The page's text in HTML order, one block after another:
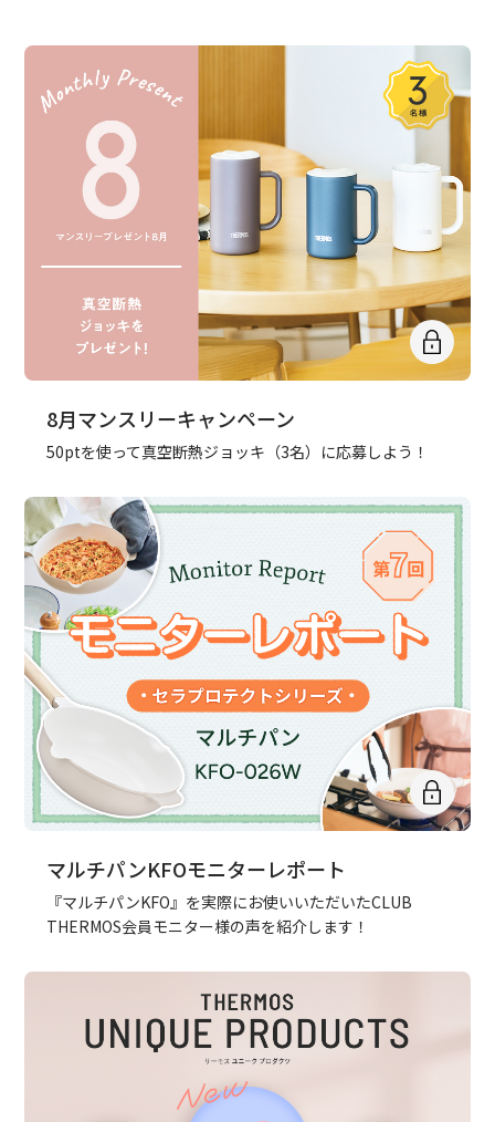
8月マンスリーキャンペーン
50ptを使って真空断熱ジョッキ（3名）に応募しよう！
マルチパンKFOモニターレポート
『マルチパンKFO』を実際にお使いいただいたCLUB
THERMOS会員モニター様の声を紹介します！